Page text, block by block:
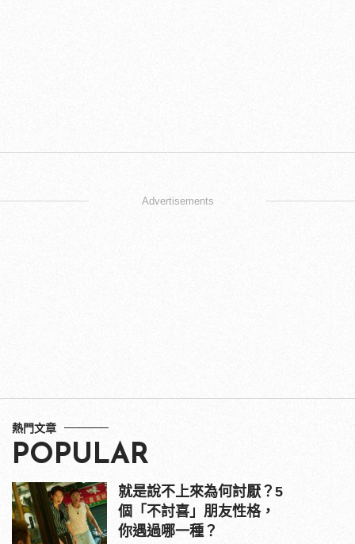
Advertisements
熱門文章
POPULAR
就是說不上來為何討厭？5
個「不討喜」朋友性格，
你遇過哪一種？